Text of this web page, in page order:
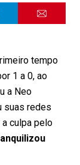
tempo
1 a 0, ao
a Neo
suas redes
culpa pelo